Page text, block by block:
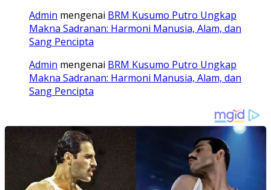
Admin mengenai BRM Kusumo Putro Ungkap
Makna Sadranan: Harmoni Manusia, Alam, dan
Sang Pencipta
Admin mengenai BRM Kusumo Putro Ungkap
Makna Sadranan: Harmoni Manusia, Alam, dan
Sang Pencipta